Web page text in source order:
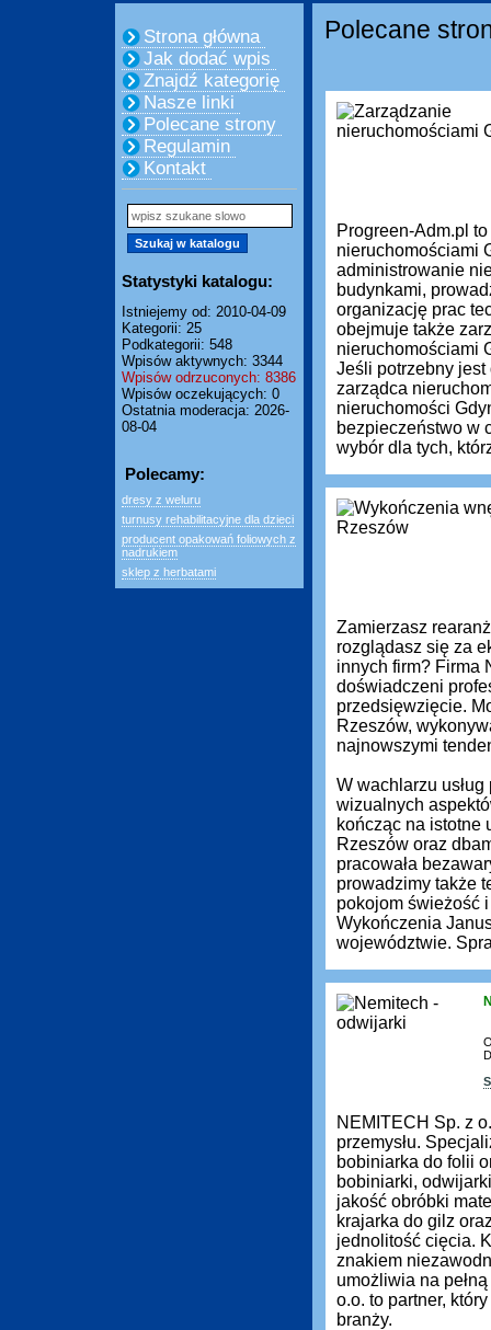
Strona główna
Jak dodać wpis
Znajdź kategorię
Nasze linki
Polecane strony
Regulamin
Kontakt
Statystyki katalogu:
Istniejemy od: 2010-04-09
Kategorii: 25
Podkategorii: 548
Wpisów aktywnych: 3344
Wpisów odrzuconych: 8386
Wpisów oczekujących: 0
Ostatnia moderacja: 2026-
08-04
Polecamy:
dresy z weluru
turnusy rehabilitacyjne dla dzieci
producent opakowań foliowych z
nadrukiem
sklep z herbatami
Polecane
Progreen-Adm.pl
nieruchomościami
administrowanie
budynkami,
organizację prac
obejmuje także
nieruchomościami
Jeśli potrzebny
zarządca
nieruchomości
bezpieczeństwo w
wybór dla tych,
Zamierzasz
rozglądasz się za
innych firm? Firma
doświadczeni
przedsięwzięcie.
Rzeszów,
najnowszymi
W wachlarzu
wizualnych
kończąc na istotne
Rzeszów oraz
pracowała
prowadzimy także
pokojom świeżość
Wykończenia
województwie.
NEMITECH Sp. z
przemysłu.
bobiniarka do folii
bobiniarki,
jakość obróbki
krajarka do gilz
jednolitość cięcia.
znakiem
umożliwia na
o.o. to partner,
branży.